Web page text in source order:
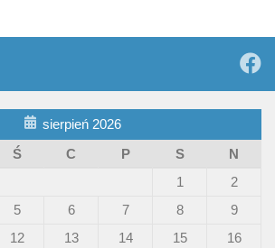
sierpień 2026
Ś C P S
N
1
2
5 6 7 8
9
12 13 14 15
16